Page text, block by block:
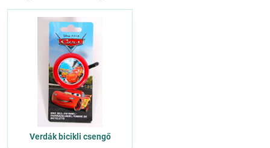
Verdák bicikli csengő